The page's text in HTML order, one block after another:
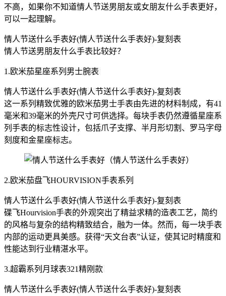
不高，如果你不知道情人节送男朋友或女朋友什么手表更好，
可以一起理解。
情人节送什么手表好(情人节送什么手表好)-复刻表
情人节送男朋友什么手表比较好？
1.欧米茄星座系列男士腕表
情人节送什么手表好(情人节送什么手表好)-复刻表
这一系列精致优雅的欧米茄男士手表由先进的材料制成，有41
毫米和39毫米的外壳尺寸可供选择。每块手表仍然遵循星座系
列手表的标志性设计，包括爪子支撑、半月形切割、罗马字母
刻度和金星座标志。
2.欧米茄盘飞HOURVISION手表系列
情人节送什么手表好(情人节送什么手表好)-复刻表
碟飞Hourvision手表的外观突出了精益求精的造表工艺，简约
的风格与复杂的结构精致结合，融为一体。然而，每一块手表
内部的运动更具美感。获得“天文台表”认证，使其记时精度和
性能达到行业精湛水平。
3.超霸系列月球表321精刚款
情人节送什么手表好(情人节送什么手表好)-复刻表